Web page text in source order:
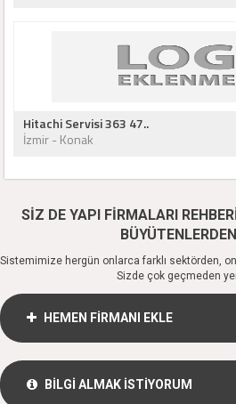
Hitachi Servisi 363 47..
İzmir - Konak
SİZ DE YAPI FİRMALARI
Sistemimize hergün onlarca farklı sektörden,
Sizde çok geçmeden
HEMEN FİRMANI EKLE
BİLGİ ALMAK İSTİYORUM